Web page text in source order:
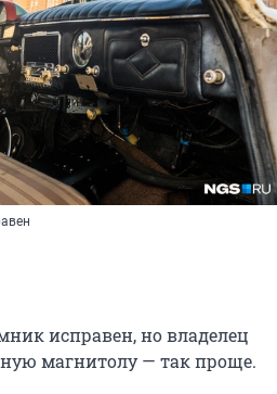
исправен, но владелец
магнитолу — так проще.